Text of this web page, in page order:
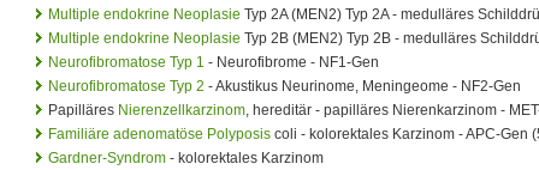
Multiple endokrine Neoplasie Typ 2A (MEN2) Typ 2A - medulläres
Multiple endokrine Neoplasie Typ 2B (MEN2) Typ 2B - medulläres
Neurofibromatose Typ 1 - Neurofibrome - NF1-Gen
Neurofibromatose Typ 2 - Akustikus Neurinome, Meningeome - NF2-Gen
Papilläres Nierenzellkarzinom, hereditär - papilläres Nierenkarzinom -
Familiäre adenomatöse Polyposis coli - kolorektales Karzinom - APC-Gen
Gardner-Syndrom - kolorektales Karzinom